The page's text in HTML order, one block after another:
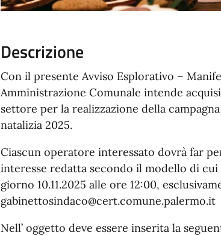
Descrizione
Con il presente Avviso Esplorativo –
Amministrazione Comunale intende
settore per la realizzazione della
natalizia 2025.
Ciascun operatore interessato dovrà far
interesse redatta secondo il modello di cui
giorno 10.11.2025 alle ore 12:00,
gabinettosindaco@cert.comune.palermo.it
Nell’ oggetto deve essere inserita la